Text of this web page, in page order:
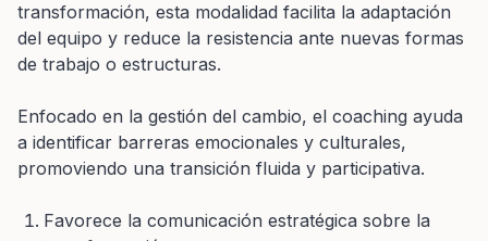
transformación, esta modalidad facilita la adaptación
del equipo y reduce la resistencia ante nuevas formas
de trabajo o estructuras.
Enfocado en la gestión del cambio, el coaching ayuda
a identificar barreras emocionales y culturales,
promoviendo una transición fluida y participativa.
Favorece la comunicación estratégica sobre la